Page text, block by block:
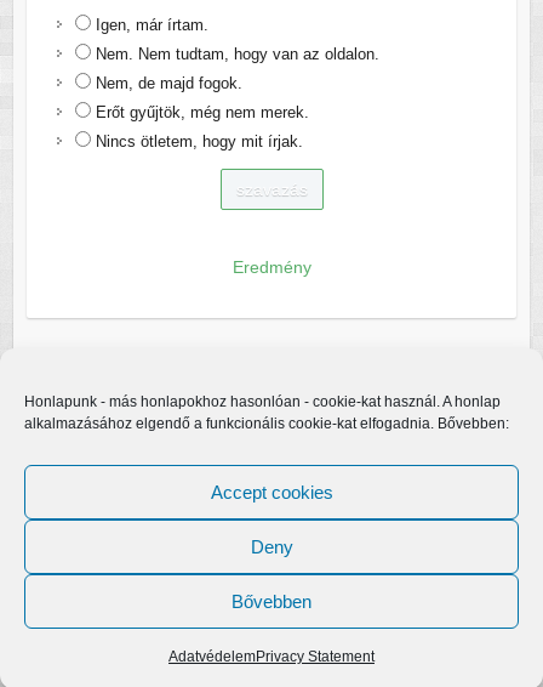
Honlapunk - más honlapokhoz hasonlóan - cookie-kat használ. A honlap
alkalmazásához elgendő a funkcionális cookie-kat elfogadnia. Bővebben:
Accept cookies
Deny
Bővebben
AdatvédelemPrivacy Statement
Igen, már írtam.
Nem. Nem tudtam, hogy van az oldalon.
Nem, de majd fogok.
Erőt gyűjtök, még nem merek.
Nincs ötletem, hogy mit írjak.
Eredmény
Egerfarmos.hu. A sablont készítette:
WordPress